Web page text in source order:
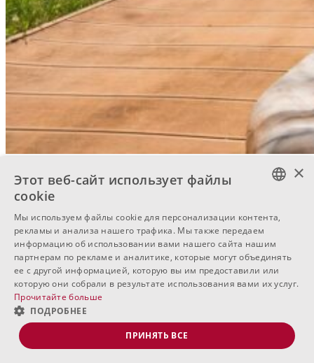
ENGLISH
RUSSIAN
×
Этот веб-сайт использует файлы
cookie
Мы используем файлы cookie для персонализации контента,
рекламы и анализа нашего трафика. Мы также передаем
информацию об использовании вами нашего сайта нашим
партнерам по рекламе и аналитике, которые могут объединять
ее с другой информацией, которую вы им предоставили или
которую они собрали в результате использования вами их услуг.
Прочитайте больше
ПОДРОБНЕЕ
ПРИНЯТЬ ВСЕ